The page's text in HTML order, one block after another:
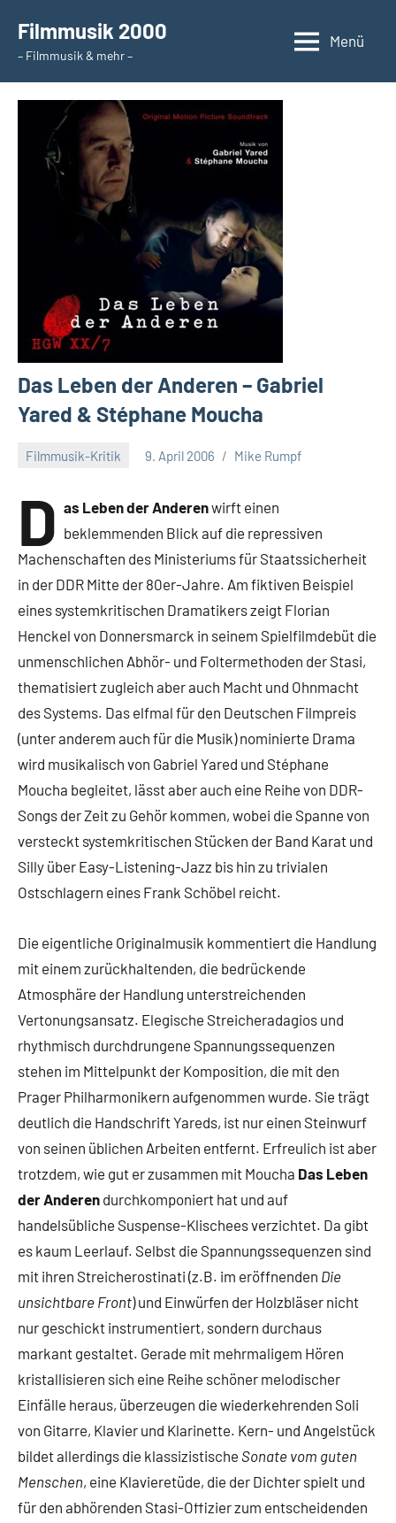
Inhalt
springen
Filmmusik 2000
– Filmmusik & mehr –
Menü
Das Leben der Anderen – Gabriel
Yared & Stéphane Moucha
Filmmusik-Kritik 9. April 2006 Mike Rumpf
D as Leben der Anderenwirft einen
beklemmenden Blick auf die repressiven
Machenschaften des Ministeriums für Staatssicherheit
in der DDR Mitte der 80er-Jahre. Am fiktiven Beispiel
eines systemkritischen Dramatikers zeigt Florian
Henckel von Donnersmarck in seinem Spielfilmdebüt die
unmenschlichen Abhör- und Foltermethoden der Stasi,
thematisiert zugleich aber auch Macht und Ohnmacht
des Systems. Das elfmal für den Deutschen Filmpreis
(unter anderem auch für die Musik) nominierte Drama
wird musikalisch von Gabriel Yared und Stéphane
Moucha begleitet, lässt aber auch eine Reihe von DDR-
Songs der Zeit zu Gehör kommen, wobei die Spanne von
versteckt systemkritischen Stücken der Band Karat und
Silly über Easy-Listening-Jazz bis hin zu trivialen
Ostschlagern eines Frank Schöbel reicht.
Die eigentliche Originalmusik kommentiert die Handlung
mit einem zurückhaltenden, die bedrückende
Atmosphäre der Handlung unterstreichenden
Vertonungsansatz. Elegische Streicheradagios und
rhythmisch durchdrungene Spannungssequenzen
stehen im Mittelpunkt der Komposition, die mit den
Prager Philharmonikern aufgenommen wurde. Sie trägt
deutlich die Handschrift Yareds, ist nur einen Steinwurf
von seinen üblichen Arbeiten entfernt. Erfreulich ist aber
trotzdem, wie gut er zusammen mit Moucha Das Leben
der Anderen durchkomponiert hat und auf
handelsübliche Suspense-Klischees verzichtet. Da gibt
es kaum Leerlauf. Selbst die Spannungssequenzen sind
mit ihren Streicherostinati (z.B. im eröffnenden Die
unsichtbare Front) und Einwürfen der Holzbläser nicht
nur geschickt instrumentiert, sondern durchaus
markant gestaltet. Gerade mit mehrmaligem Hören
kristallisieren sich eine Reihe schöner melodischer
Einfälle heraus, überzeugen die wiederkehrenden Soli
von Gitarre, Klavier und Klarinette. Kern- und Angelstück
bildet allerdings die klassizistische Sonate vom guten
Menschen, eine Klavieretüde, die der Dichter spielt und
für den abhörenden Stasi-Offizier zum entscheidenden